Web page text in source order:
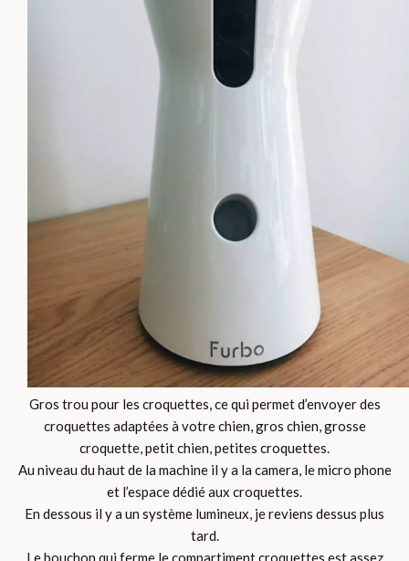
Gros trou pour les croquettes, ce qui permet d’envoyer des
croquettes adaptées à votre chien, gros chien, grosse
croquette, petit chien, petites croquettes.
Au niveau du haut de la machine il y a la camera, le micro phone
et l’espace dédié aux croquettes.
En dessous il y a un système lumineux, je reviens dessus plus
tard.
Le bouchon qui ferme le compartiment croquettes est assez